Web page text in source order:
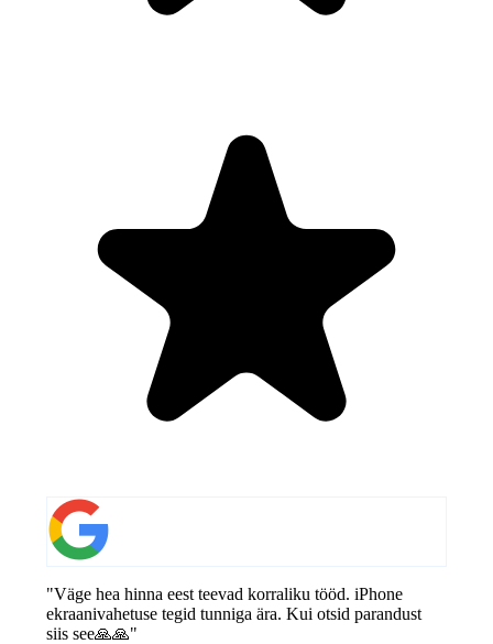
"Väge hea hinna eest teevad korraliku tööd. iPhone
ekraanivahetuse tegid tunniga ära. Kui otsid parandust
siis see🙏🙏"